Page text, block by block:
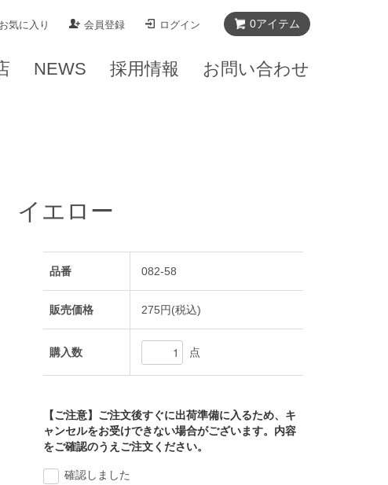
イエロー
品番 082-58
販売価格 275円(税込)
購入数 点
【ご注意】ご注文後すぐに出荷準備に入るため、キ
ャンセルをお受けできない場合がございます。内容
をご確認のうえご注文ください。
確認しました
0アイテム
お気に入り 会員登録 ログイン
NEWS 採用情報 お問い合わせ